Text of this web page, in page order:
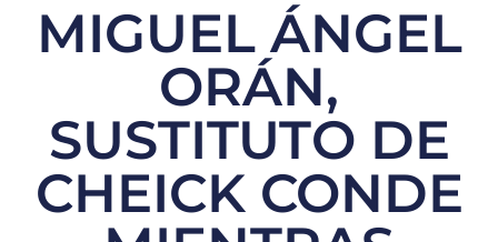
MIGUEL ÁNGEL
ORÁN,
SUSTITUTO DE
CHEICK CONDE